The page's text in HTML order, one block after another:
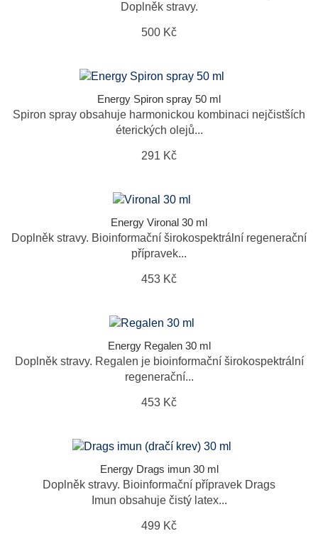
Doplněk stravy.
500 Kč
Energy Spiron spray 50 ml
Spiron spray obsahuje harmonickou kombinaci nejčistších
éterických olejů...
291 Kč
Energy Vironal 30 ml
Doplněk stravy. Bioinformační širokospektrální regenerační
přípravek...
453 Kč
Energy Regalen 30 ml
Doplněk stravy. Regalen je bioinformační širokospektrální
regenerační...
453 Kč
Energy Drags imun 30 ml
Doplněk stravy. Bioinformační přípravek Drags
Imun obsahuje čistý latex...
499 Kč